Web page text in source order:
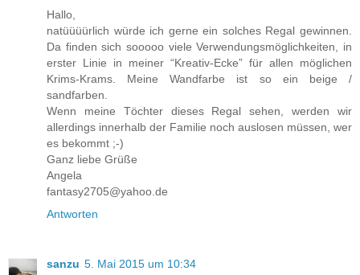
Hallo,
natüüüürlich würde ich gerne ein solches Regal gewinnen.
Da finden sich sooooo viele Verwendungsmöglichkeiten, in
erster Linie in meiner “Kreativ-Ecke” für allen möglichen
Krims-Krams. Meine Wandfarbe ist so ein beige /
sandfarben.
Wenn meine Töchter dieses Regal sehen, werden wir
allerdings innerhalb der Familie noch auslosen müssen, wer
es bekommt ;-)
Ganz liebe Grüße
Angela
fantasy2705@yahoo.de
Antworten
sanzu 5. Mai 2015 um 10:34